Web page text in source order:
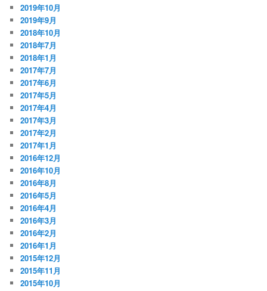
2019年10月
2019年9月
2018年10月
2018年7月
2018年1月
2017年7月
2017年6月
2017年5月
2017年4月
2017年3月
2017年2月
2017年1月
2016年12月
2016年10月
2016年8月
2016年5月
2016年4月
2016年3月
2016年2月
2016年1月
2015年12月
2015年11月
2015年10月